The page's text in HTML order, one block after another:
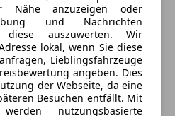
Nähe anzuzeigen oder
und Nachrichten
diese auszuwerten. Wir
lokal, wenn Sie diese
Lieblingsfahrzeuge
angeben. Dies
der Webseite, da eine
Besuchen entfällt. Mit
nutzungsbasierte